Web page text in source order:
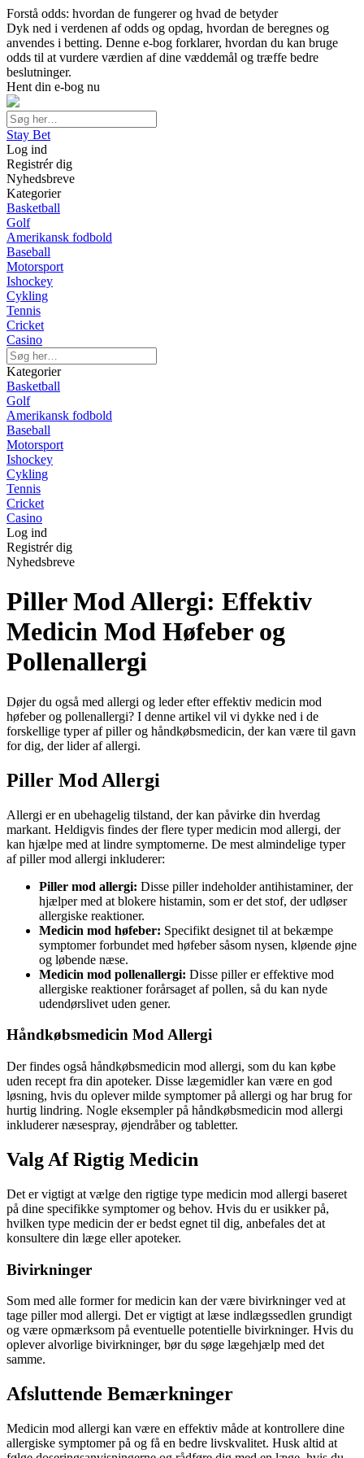
Forstå odds: hvordan de fungerer og hvad de betyder
Dyk ned i verdenen af odds og opdag, hvordan de beregnes og
anvendes i betting. Denne e-bog forklarer, hvordan du kan bruge
odds til at vurdere værdien af dine væddemål og træffe bedre
beslutninger.
Hent din e-bog nu
Stay Bet
Log ind
Registrér dig
Nyhedsbreve
Kategorier
Basketball
Golf
Amerikansk fodbold
Baseball
Motorsport
Ishockey
Cykling
Tennis
Cricket
Casino
Kategorier
Basketball
Golf
Amerikansk fodbold
Baseball
Motorsport
Ishockey
Cykling
Tennis
Cricket
Casino
Log ind
Registrér dig
Nyhedsbreve
Piller Mod Allergi: Effektiv
Medicin Mod Høfeber og
Pollenallergi
Døjer du også med allergi og leder efter effektiv medicin mod
høfeber og pollenallergi? I denne artikel vil vi dykke ned i de
forskellige typer af piller og håndkøbsmedicin, der kan være til gavn
for dig, der lider af allergi.
Piller Mod Allergi
Allergi er en ubehagelig tilstand, der kan påvirke din hverdag
markant. Heldigvis findes der flere typer medicin mod allergi, der
kan hjælpe med at lindre symptomerne. De mest almindelige typer
af piller mod allergi inkluderer:
Piller mod allergi: Disse piller indeholder antihistaminer, der
hjælper med at blokere histamin, som er det stof, der udløser
allergiske reaktioner.
Medicin mod høfeber: Specifikt designet til at bekæmpe
symptomer forbundet med høfeber såsom nysen, kløende øjne
og løbende næse.
Medicin mod pollenallergi: Disse piller er effektive mod
allergiske reaktioner forårsaget af pollen, så du kan nyde
udendørslivet uden gener.
Håndkøbsmedicin Mod Allergi
Der findes også håndkøbsmedicin mod allergi, som du kan købe
uden recept fra din apoteker. Disse lægemidler kan være en god
løsning, hvis du oplever milde symptomer på allergi og har brug for
hurtig lindring. Nogle eksempler på håndkøbsmedicin mod allergi
inkluderer næsespray, øjendråber og tabletter.
Valg Af Rigtig Medicin
Det er vigtigt at vælge den rigtige type medicin mod allergi baseret
på dine specifikke symptomer og behov. Hvis du er usikker på,
hvilken type medicin der er bedst egnet til dig, anbefales det at
konsultere din læge eller apoteker.
Bivirkninger
Som med alle former for medicin kan der være bivirkninger ved at
tage piller mod allergi. Det er vigtigt at læse indlægssedlen grundigt
og være opmærksom på eventuelle potentielle bivirkninger. Hvis du
oplever alvorlige bivirkninger, bør du søge lægehjælp med det
samme.
Afsluttende Bemærkninger
Medicin mod allergi kan være en effektiv måde at kontrollere dine
allergiske symptomer på og få en bedre livskvalitet. Husk altid at